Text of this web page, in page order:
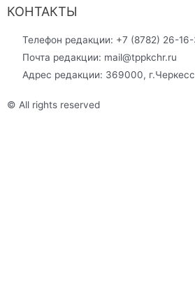
КОНТАКТЫ
Телефон редакции: +7 (8782) 26-
Почта редакции: mail@tppkchr.ru
Адрес редакции: 369000,
© All rights reserved